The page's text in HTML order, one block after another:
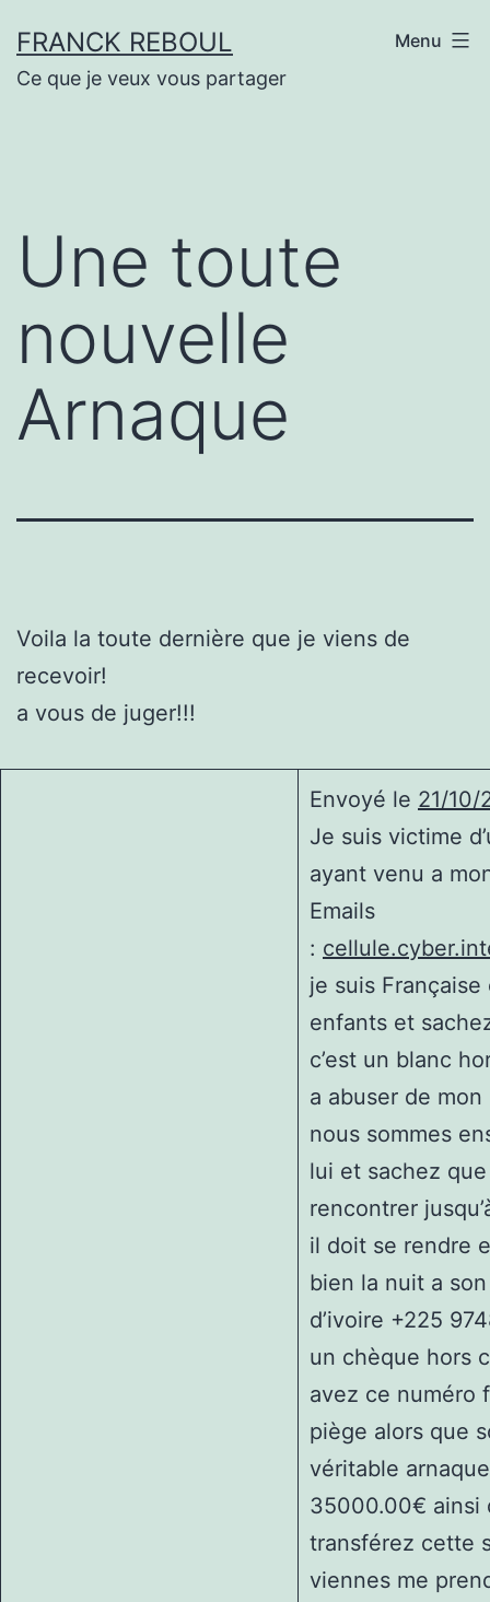
au
contenu
FRANCK REBOUL
Ce que je veux vous partager
Menu
Une toute
nouvelle
Arnaque
Voila la toute dernière que je viens de
recevoir!
a vous de juger!!!
Envoyé le 21/10/
Je suis victime
ayant venu a
Emails
:
je suis
enfants et
c’est un blanc
a abuser de
nous sommes
lui et sachez
rencontrer
il doit se rendre
bien la nuit a
d’ivoire +225
un chèque hors
avez ce numéro
piège alors que
véritable
35000.00€ ainsi
transférez cette
viennes me